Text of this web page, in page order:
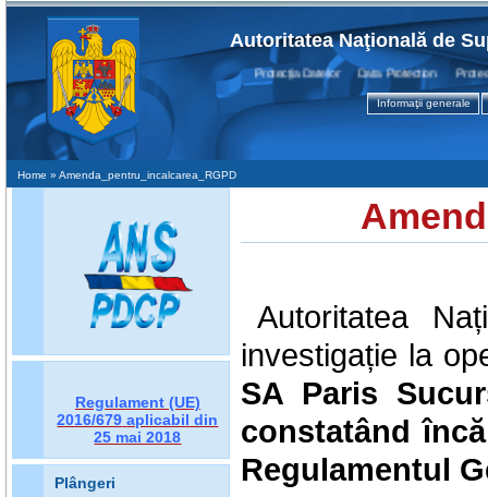
Autoritatea Naţională de
Protecţia Datelor Data Protection Protection
Informaţii generale
Home » Amenda_pentru_incalcarea_RGPD
Regulament (UE)
2016/679 aplicabil din
25 mai 2018
Plângeri
Autoritatea
investigație la
SA Paris
constatând
Regulamentul